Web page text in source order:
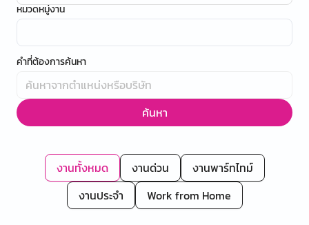
หมวดหมู่งาน
คำที่ต้องการค้นหา
ค้นหา
งานทั้งหมด งานด่วน
งานพาร์ทไทม์
งานประจำ
Work from Home